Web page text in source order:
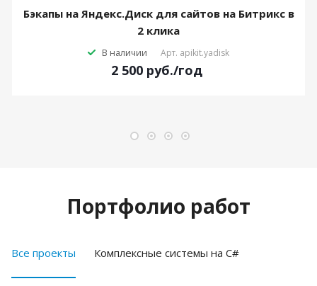
Бэкапы на Яндекс.Диск для сайтов на Битрикс в
2 клика
В наличии Арт. apikit.yadisk
2 500 руб./год
Портфолио работ
Все проекты Комплексные системы на C#